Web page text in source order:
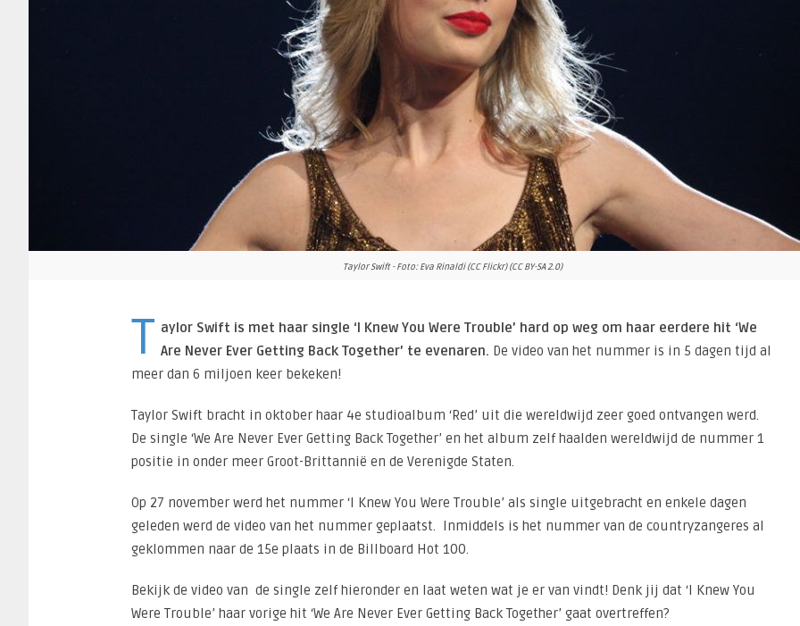
Taylor Swift - Foto: Eva Rinaldi (CC Flickr) (CC BY-SA 2.0)
T aylor Swift is met haar single ‘I Knew You Were Trouble’ hard op weg om haar eerdere hit ‘We
Are Never Ever Getting Back Together’ te evenaren. De video van het nummer is in 5 dagen tijd al
meer dan 6 miljoen keer bekeken!
Taylor Swift bracht in oktober haar 4e studioalbum ‘Red’ uit die wereldwijd zeer goed ontvangen werd.
De single ‘We Are Never Ever Getting Back Together’ en het album zelf haalden wereldwijd de nummer 1
positie in onder meer Groot-Brittannië en de Verenigde Staten.
Op 27 november werd het nummer ‘I Knew You Were Trouble’ als single uitgebracht en enkele dagen
geleden werd de video van het nummer geplaatst. Inmiddels is het nummer van de countryzangeres al
geklommen naar de 15e plaats in de Billboard Hot 100.
Bekijk de video van de single zelf hieronder en laat weten wat je er van vindt! Denk jij dat ‘I Knew You
Were Trouble’ haar vorige hit ‘We Are Never Ever Getting Back Together’ gaat overtreffen?